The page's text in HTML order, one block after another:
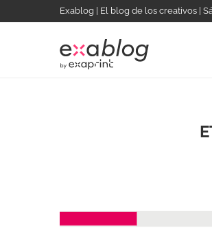
Exablog | El blog de los creativos |